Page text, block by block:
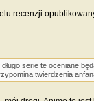
recenzji
długo serie te oceniane
twierdzenia